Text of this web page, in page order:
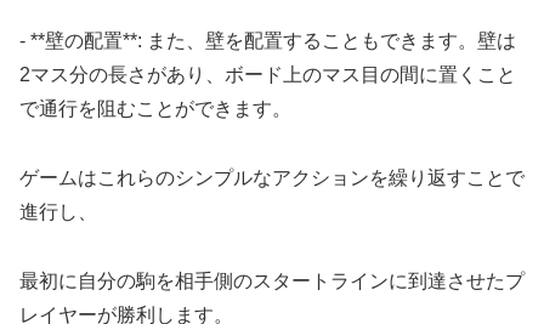
- **壁の配置**: また、壁を配置することもできます。壁は
2マス分の長さがあり、ボード上のマス目の間に置くこと
で通行を阻むことができます。
ゲームはこれらのシンプルなアクションを繰り返すことで
進行し、
最初に自分の駒を相手側のスタートラインに到達させたプ
レイヤーが勝利します。